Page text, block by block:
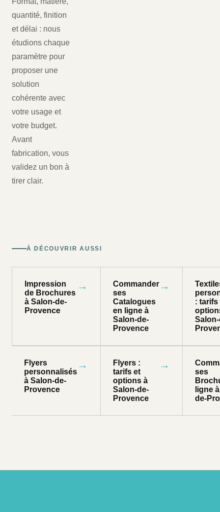
quantité, finition
et délai : nous
étudions chaque
paramètre pour
proposer une
solution
cohérente avec
votre usage et
votre budget.
Avant
fabrication, vous
validez un bon à
tirer clair.
À DÉCOUVRIR AUSSI
Impression
de Brochures
à Salon-de-
Provence
→
Commander
ses
Catalogues
en ligne à
Salon-de-
Provence
→
: tarifs
Flyers
personnalisés
à Salon-de-
Provence
→
Flyers :
tarifs et
options à
Salon-de-
Provence
→
ses
ligne
de-